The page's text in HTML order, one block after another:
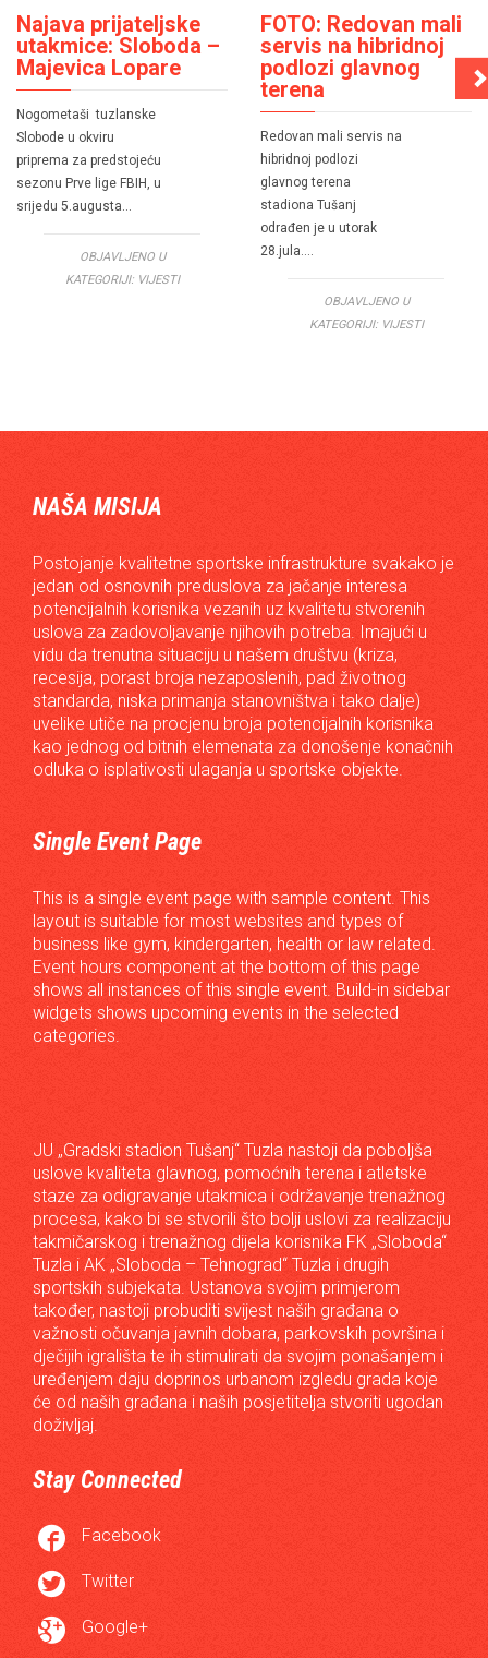
Najava prijateljske
utakmice: Sloboda –
Majevica Lopare
Nogometaši tuzlanske
Slobode u okviru
priprema za predstojeću
sezonu Prve lige FBIH, u
srijedu 5.augusta…
OBJAVLJENO U
KATEGORIJI: VIJESTI
FOTO: Redovan mali
servis na hibridnoj
podlozi glavnog
terena
Redovan mali servis na
hibridnoj podlozi
glavnog terena
stadiona Tušanj
odrađen je u utorak
28.jula….
OBJAVLJENO U
KATEGORIJI: VIJESTI
NAŠA MISIJA
Postojanje kvalitetne sportske infrastrukture svakako je
jedan od osnovnih preduslova za jačanje interesa
potencijalnih korisnika vezanih uz kvalitetu stvorenih
uslova za zadovoljavanje njihovih potreba. Imajući u
vidu da trenutna situaciju u našem društvu (kriza,
recesija, porast broja nezaposlenih, pad životnog
standarda, niska primanja stanovništva i tako dalje)
uvelike utiče na procjenu broja potencijalnih korisnika
kao jednog od bitnih elemenata za donošenje konačnih
odluka o isplativosti ulaganja u sportske objekte.
Single Event Page
This is a single event page with sample content. This
layout is suitable for most websites and types of
business like gym, kindergarten, health or law related.
Event hours component at the bottom of this page
shows all instances of this single event. Build-in sidebar
widgets shows upcoming events in the selected
categories.
JU „Gradski stadion Tušanj“ Tuzla nastoji da poboljša
uslove kvaliteta glavnog, pomoćnih terena i atletske
staze za odigravanje utakmica i održavanje trenažnog
procesa, kako bi se stvorili što bolji uslovi za realizaciju
takmičarskog i trenažnog dijela korisnika FK „Sloboda“
Tuzla i AK „Sloboda – Tehnograd“ Tuzla i drugih
sportskih subjekata. Ustanova svojim primjerom
također, nastoji probuditi svijest naših građana o
važnosti očuvanja javnih dobara, parkovskih površina i
dječijih igrališta te ih stimulirati da svojim ponašanjem i
uređenjem daju doprinos urbanom izgledu grada koje
će od naših građana i naših posjetitelja stvoriti ugodan
doživljaj.
Stay Connected
 Facebook
 Twitter
 Google+